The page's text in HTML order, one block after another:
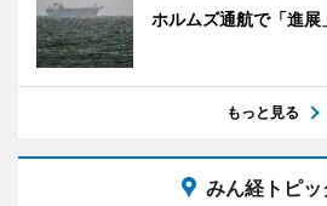
ホルムズ通航で「進展
もっと見る
みん経トピッ